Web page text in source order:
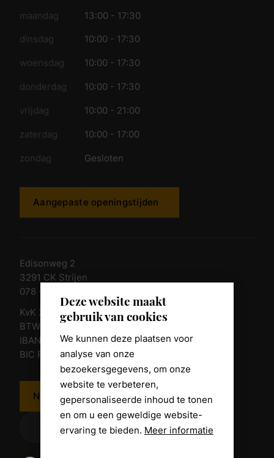
Deze website maakt
gebruik van cookies
We kunnen deze plaatsen voor
analyse van onze
bezoekersgegevens, om onze
website te verbeteren,
gepersonaliseerde inhoud te tonen
en om u een geweldige website-
ervaring te bieden. Meer informatie
maandag 13:00 - 17:30
dinsdag 10:00 - 17:30
woensdag 10:00 - 17:30
donderdag 10:00 - 17:30
vrijdag 10:00 - 21:00
zaterdag 10:00 - 17:00
zondag Gesloten
Aangepaste openingstijden
Edisonweg 2
3291 CK Strijen
078 - 674 84 85
KvK 23011135
BTW nr. NL 805098938.B.01
IBAN NL10 RABO 0361 8039 58
BIC RABONL2U
Neem contact op